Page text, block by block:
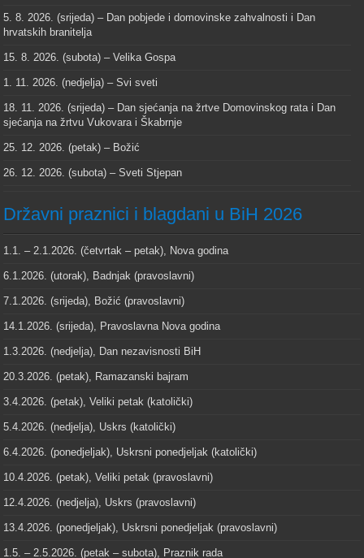
5. 8. 2026. (srijeda) – Dan pobjede i domovinske zahvalnosti i Dan
hrvatskih branitelja
15. 8. 2026. (subota) – Velika Gospa
1. 11. 2026. (nedjelja) – Svi sveti
18. 11. 2026. (srijeda) – Dan sjećanja na žrtve Domovinskog rata i Dan
sjećanja na žrtvu Vukovara i Škabrnje
25. 12. 2026. (petak) – Božić
26. 12. 2026. (subota) – Sveti Stjepan
Državni praznici i blagdani u BiH 2026
1.1. – 2.1.2026. (četvrtak – petak), Nova godina
6.1.2026. (utorak), Badnjak (pravoslavni)
7.1.2026. (srijeda), Božić (pravoslavni)
14.1.2026. (srijeda), Pravoslavna Nova godina
1.3.2026. (nedjelja), Dan nezavisnosti BiH
20.3.2026. (petak), Ramazanski bajram
3.4.2026. (petak), Veliki petak (katolički)
5.4.2026. (nedjelja), Uskrs (katolički)
6.4.2026. (ponedjeljak), Uskrsni ponedjeljak (katolički)
10.4.2026. (petak), Veliki petak (pravoslavni)
12.4.2026. (nedjelja), Uskrs (pravoslavni)
13.4.2026. (ponedjeljak), Uskrsni ponedjeljak (pravoslavni)
1.5. – 2.5.2026. (petak – subota), Praznik rada